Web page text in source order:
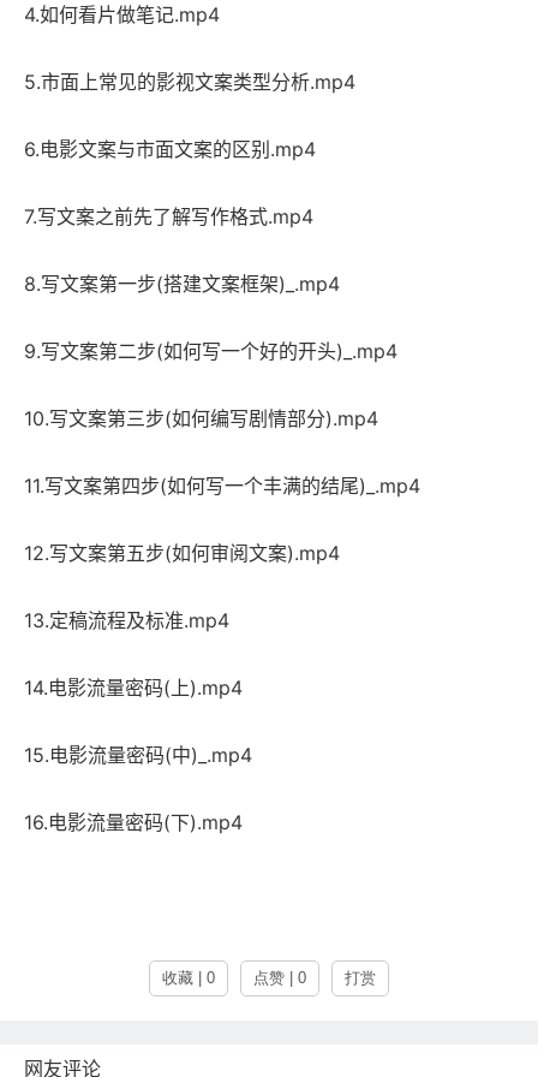
4.如何看片做笔记.mp4
5.市面上常见的影视文案类型分析.mp4
6.电影文案与市面文案的区别.mp4
7.写文案之前先了解写作格式.mp4
8.写文案第一步(搭建文案框架)_.mp4
9.写文案第二步(如何写一个好的开头)_.mp4
10.写文案第三步(如何编写剧情部分).mp4
11.写文案第四步(如何写一个丰满的结尾)_.mp4
12.写文案第五步(如何审阅文案).mp4
13.定稿流程及标准.mp4
14.电影流量密码(上).mp4
15.电影流量密码(中)_.mp4
16.电影流量密码(下).mp4
收藏 | 0 点赞 | 0 打赏
网友评论